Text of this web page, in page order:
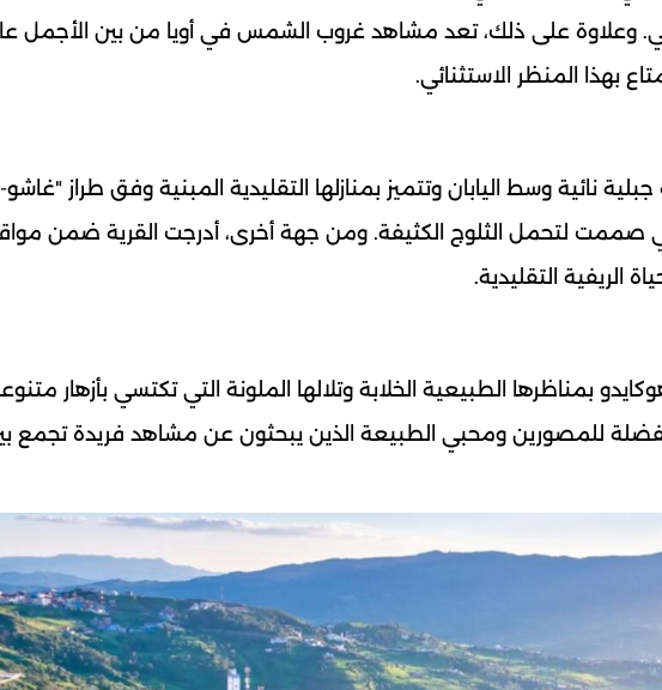
وعلاوة على ذلك، تعد مشاهد غروب الشمس في أويا من بين الأجمل
بهذا المنظر الاستثنائي.
نائية وسط اليابان وتتميز بمنازلها التقليدية المبنية وفق طراز
صممت لتحمل الثلوج الكثيفة. ومن جهة أخرى، أدرجت القرية ضمن
الريفية التقليدية.
بمناظرها الطبيعية الخلابة وتلالها الملونة التي تكتسي بأزهار
للمصورين ومحبي الطبيعة الذين يبحثون عن مشاهد فريدة تجمع